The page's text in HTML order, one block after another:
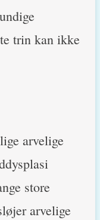
trin kan ikke
arvelige
store
arvelige